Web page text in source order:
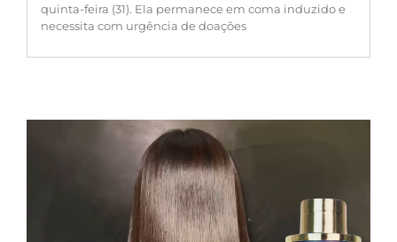
quinta-feira (31). Ela permanece em coma induzido e
necessita com urgência de doações